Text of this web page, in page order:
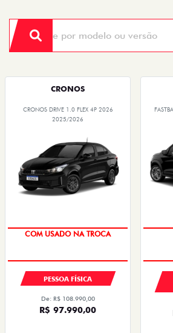
CRONOS
CRONOS DRIVE 1.0 FLEX 4P 2026
2025/2026
COM USADO NA TROCA
PESSOA FÍSICA
De: R$ 108.990,00
R$ 97.990,00